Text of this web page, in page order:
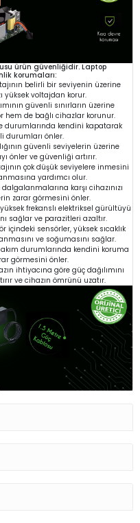
ürün güvenliğidir. Laptop
korumaları:
belirli bir seviyenin üzerine
yüksek voltajdan korur.
güvenli sınırların üzerine
hem de bağlı cihazlar korunur.
durumlarında kendini kapatarak
durumları önler.
güvenli seviyelerin üzerine
önler ve güvenliği artırır.
çok düşük seviyelere inmesini
yardımcı olur.
karşı cihazınızı
zarar görmesini önler.
frekanslı elektriksel gürültüyü
sağlar ve parazitleri azaltır.
içindeki sensörler, yüksek sıcaklık
ve soğumasını sağlar.
durumlarında kendini koruma
görmesini önler.
ihtiyacına göre güç dağılımını
ve cihazın ömrünü uzatır.